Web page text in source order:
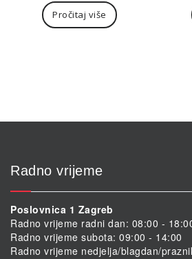
Pročitaj više
Radno vrijeme
Poslovnica 1 Zagreb
Radno vrijeme radni dan: 08:00 -
Radno vrijeme subota: 09:00 - 14:00
Radno vrijeme nedjelja/blagdan/